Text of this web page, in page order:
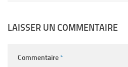
LAISSER UN COMMENTAIRE
Commentaire*